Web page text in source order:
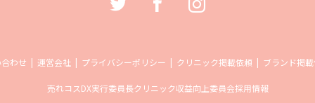
わせ 運営会社 プライバシーポリシー クリニック掲載依頼 ブランド掲
売れコスDX実行委員長クリニック収益向上委員会採用情報